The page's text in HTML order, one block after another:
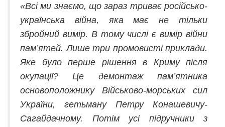
«Всі ми знаємо, що зараз триває російсько-
українська війна, яка має не тільки
збройний вимір. В тому числі є вимір війни
пам’ятей. Лише три промовисті приклади.
Яке було перше рішення в Криму після
окупації? Це демонтаж пам’ятника
основоположнику Військово-морських сил
України, гетьману Петру Конашевичу-
Сагайдачному. Потім усі підручники з